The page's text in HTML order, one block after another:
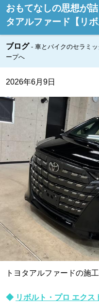
おもてなしの思想が
タアルファード【リボ
ブログ
車とバイクのセラミ
ープへ
2026年6月9日
トヨタアルファードの施
◆ リボルト・プロ エクス